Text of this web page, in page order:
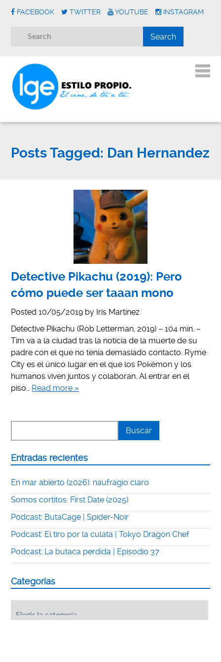
FACEBOOK TWITTER YOUTUBE INSTAGRAM
Posts Tagged: Dan Hernandez
Detective Pikachu (2019): Pero
cómo puede ser taaan mono
Posted10/05/2019 by Iris Martínez
Detective Pikachu (Rob Letterman, 2019) – 104 min. –
Tim va a la ciudad tras la noticia de la muerte de su
padre con el que no tenía demasiado contacto. Ryme
City es el único lugar en el que los Pokémon y los
humanos viven juntos y colaboran. Al entrar en el
piso… Read more »
Entradas recientes
En mar abierto (2026): naufragio claro
Somos cortitos: First Date (2025)
Podcast: ButaCage | Spider-Noir
Podcast: El tiro por la culata | Tokyo Dragon Chef
Podcast: La butaca perdida | Episodio 37
Categorías